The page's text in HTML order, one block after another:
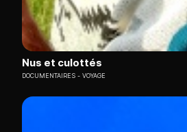
Nus et culottés
DOCUMENTAIRES VOYAGE